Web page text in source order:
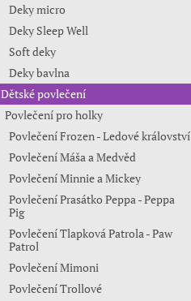
Deky micro
Deky Sleep Well
Soft deky
Deky bavlna
Dětské povlečení
Povlečení pro holky
Povlečení Frozen - Ledové království
Povlečení Máša a Medvěd
Povlečení Minnie a Mickey
Povlečení Prasátko Peppa - Peppa
Pig
Povlečení Tlapková Patrola - Paw
Patrol
Povlečení Mimoni
Povlečení Trollové